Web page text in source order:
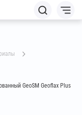
GeoSM Geoflax Plus